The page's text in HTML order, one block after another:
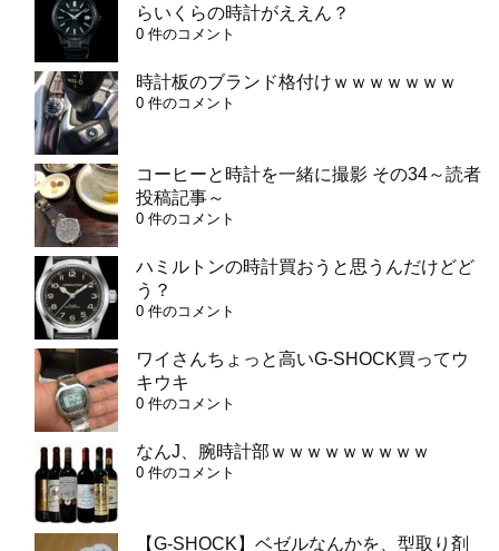
らいくらの時計がええん？
0 件のコメント
時計板のブランド格付けｗｗｗｗｗｗｗ
0 件のコメント
コーヒーと時計を一緒に撮影 その34～読者
投稿記事～
0 件のコメント
ハミルトンの時計買おうと思うんだけどど
う？
0 件のコメント
ワイさんちょっと高いG-SHOCK買ってウ
キウキ
0 件のコメント
なんJ、腕時計部ｗｗｗｗｗｗｗｗｗ
0 件のコメント
【G-SHOCK】ベゼルなんかを、型取り剤